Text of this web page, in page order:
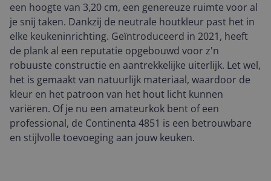
een hoogte van 3,20 cm, een genereuze ruimte voor al
je snij taken. Dankzij de neutrale houtkleur past het in
elke keukeninrichting. Geïntroduceerd in 2021, heeft
de plank al een reputatie opgebouwd voor z'n
robuuste constructie en aantrekkelijke uiterlijk. Let wel,
het is gemaakt van natuurlijk materiaal, waardoor de
kleur en het patroon van het hout licht kunnen
variëren. Of je nu een amateurkok bent of een
professional, de Continenta 4851 is een betrouwbare
en stijlvolle toevoeging aan jouw keuken.